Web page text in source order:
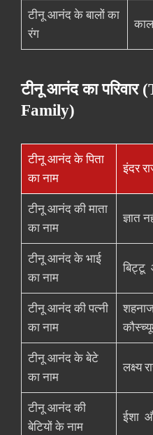
टीनू आनंद के बालों का
रंग
टीनू आनंद का
Family)
टीनू आनंद के पिता
का नाम
इंदर
टीनू आनंद की माता
का नाम
ज्ञात
टीनू आनंद के भाई
का नाम
बिट्टू
टीनू आनंद की पत्नी
का नाम
टीनू आनंद के बेटे
का नाम
लक्ष्य
टीनू आनंद की
बेटियों के नाम
ईशा